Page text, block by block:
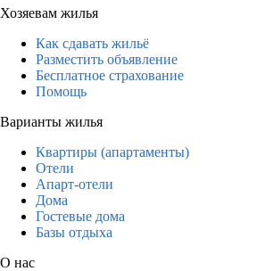
Хозяевам жилья
Как сдавать жильё
Разместить объявление
Бесплатное страхование
Помощь
Варианты жилья
Квартиры (апартаменты)
Отели
Апарт-отели
Дома
Гостевые дома
Базы отдыха
О нас